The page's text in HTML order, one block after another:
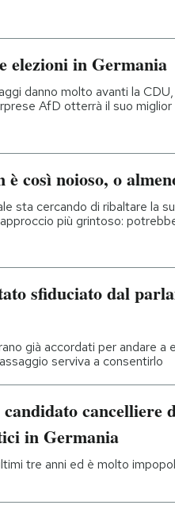
2026
elezioni in Germania
danno molto avanti la
AfD otterrà il suo
è così noioso, o
sta cercando di ribaltare la
più grintoso:
sfiduciato dal
già accordati per andare a
serviva a consentirlo
cancelliere
in Germania
tre anni ed è molto